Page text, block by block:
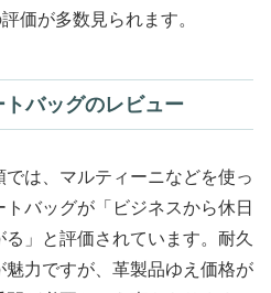
価が多数見られます。
バッグのレビュー
は、マルティーニなどを使っ
バッグが「ビジネスから休日
」と評価されています。耐久
力ですが、革製品ゆえ価格が